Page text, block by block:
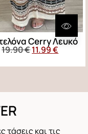
Cerry Λευκό
19.90€11.99€
τάσεις και τις